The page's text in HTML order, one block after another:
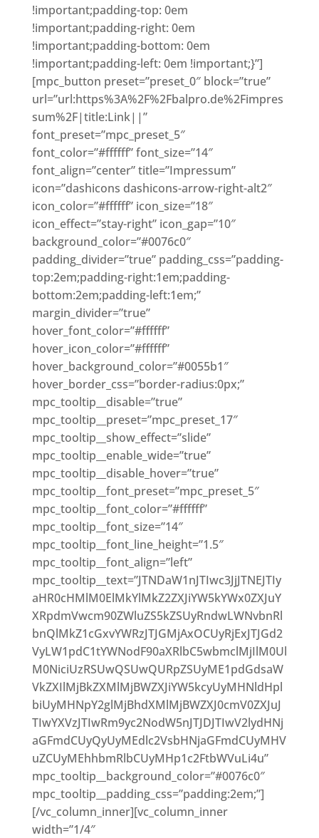
!important;padding-top: 0em
!important;padding-right: 0em
!important;padding-bottom: 0em
!important;padding-left: 0em !important;}”]
[mpc_button preset=”preset_0″ block=”true”
url=”url:https%3A%2F%2Fbalpro.de%2Fimpres
sum%2F|title:Link||”
font_preset=”mpc_preset_5″
font_color=”#ffffff” font_size=”14″
font_align=”center” title=”Impressum”
icon=”dashicons dashicons-arrow-right-alt2″
icon_color=”#ffffff” icon_size=”18″
icon_effect=”stay-right” icon_gap=”10″
background_color=”#0076c0″
padding_divider=”true” padding_css=”padding-
top:2em;padding-right:1em;padding-
bottom:2em;padding-left:1em;”
margin_divider=”true”
hover_font_color=”#ffffff”
hover_icon_color=”#ffffff”
hover_background_color=”#0055b1″
hover_border_css=”border-radius:0px;”
mpc_tooltip__disable=”true”
mpc_tooltip__preset=”mpc_preset_17″
mpc_tooltip__show_effect=”slide”
mpc_tooltip__enable_wide=”true”
mpc_tooltip__disable_hover=”true”
mpc_tooltip__font_preset=”mpc_preset_5″
mpc_tooltip__font_color=”#ffffff”
mpc_tooltip__font_size=”14″
mpc_tooltip__font_line_height=”1.5″
mpc_tooltip__font_align=”left”
mpc_tooltip__text=”JTNDaW1nJTIwc3JjJTNEJTIy
aHR0cHMlM0ElMkYlMkZ2ZXJiYW5kYWx0ZXJuY
XRpdmVwcm90ZWluZS5kZSUyRndwLWNvbnRl
bnQlMkZ1cGxvYWRzJTJGMjAxOCUyRjExJTJGd2
VyLW1pdC1tYWNodF90aXRlbC5wbmclMjIlM0Ul
M0NiciUzRSUwQSUwQURpZSUyME1pdGdsaW
VkZXIlMjBkZXMlMjBWZXJiYW5kcyUyMHNldHpl
biUyMHNpY2glMjBhdXMlMjBWZXJ0cmV0ZXJuJ
TIwYXVzJTIwRm9yc2NodW5nJTJDJTIwV2lydHNj
aGFmdCUyQyUyMEdlc2VsbHNjaGFmdCUyMHV
uZCUyMEhhbmRlbCUyMHp1c2FtbWVuLi4u”
mpc_tooltip__background_color=”#0076c0″
mpc_tooltip__padding_css=”padding:2em;”]
[/vc_column_inner][vc_column_inner
width=”1/4″